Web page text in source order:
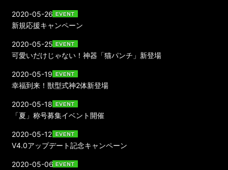
新規応援キャンペーン
2020-05-26
可愛いだけじゃない！神器「猫パンチ」新登場
2020-05-25
幸福到来！獣型式神2体新登場
2020-05-19
「夏」称号募集イベント開催
2020-05-18
V4.0アップデート記念キャンペーン
2020-05-12
2020-05-06